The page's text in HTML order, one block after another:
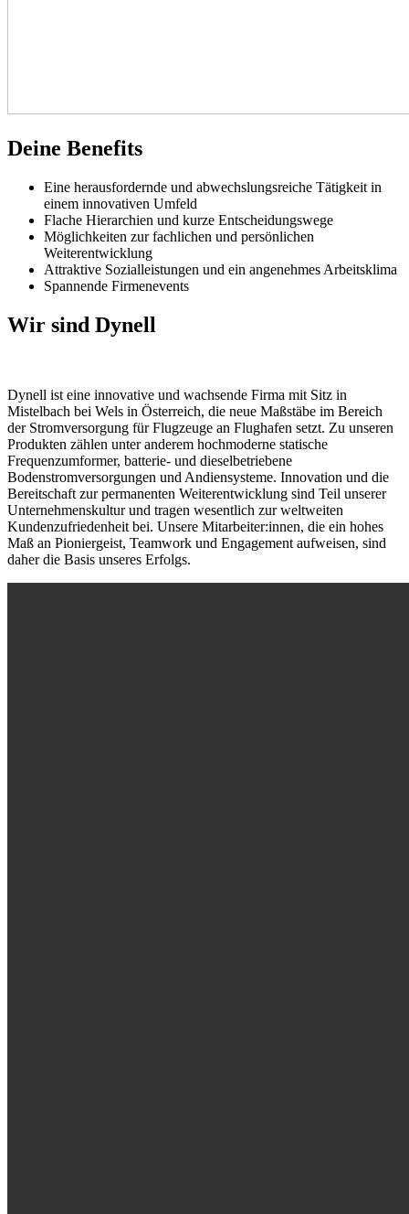
Deine Benefits
Eine herausfordernde und abwechslungsreiche Tätigkeit in
einem innovativen Umfeld
Flache Hierarchien und kurze Entscheidungswege
Möglichkeiten zur fachlichen und persönlichen
Weiterentwicklung
Attraktive Sozialleistungen und ein angenehmes Arbeitsklima
Spannende Firmenevents
Wir sind Dynell
Dynell ist eine innovative und wachsende Firma mit Sitz in
Mistelbach bei Wels in Österreich, die neue Maßstäbe im Bereich
der Stromversorgung für Flugzeuge an Flughafen setzt. Zu unseren
Produkten zählen unter anderem hochmoderne statische
Frequenzumformer, batterie- und dieselbetriebene
Bodenstromversorgungen und Andiensysteme. Innovation und die
Bereitschaft zur permanenten Weiterentwicklung sind Teil unserer
Unternehmenskultur und tragen wesentlich zur weltweiten
Kundenzufriedenheit bei. Unsere Mitarbeiter:innen, die ein hohes
Maß an Pioniergeist, Teamwork und Engagement aufweisen, sind
daher die Basis unseres Erfolgs.